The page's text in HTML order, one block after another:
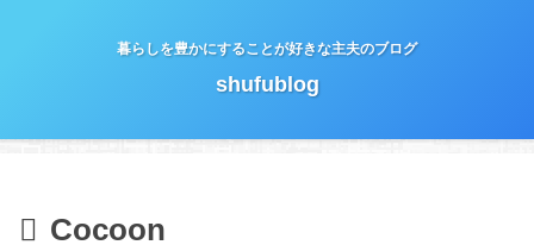
暮らしを豊かにすることが好きな主夫のブログ
shufublog
Cocoon